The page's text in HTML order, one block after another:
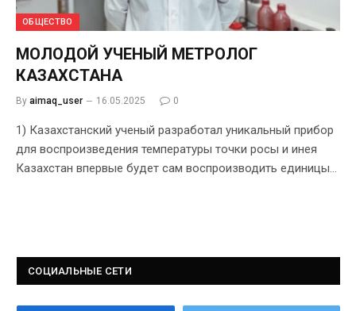
ОБЩЕСТВО
МОЛОДОЙ УЧЕНЫЙ МЕТРОЛОГ
КАЗАХСТАНА
By aimaq_user 16.05.2025 0
1) Казахстанский ученый разработал уникальный прибор
для воспроизведения температуры точки росы и инея
Казахстан впервые будет сам воспроизводить единицы…
СОЦИАЛЬНЫЕ СЕТИ